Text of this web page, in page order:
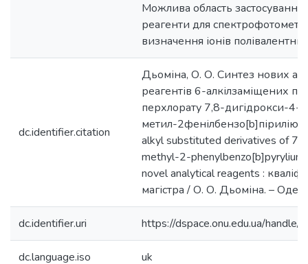
Можлива область застосування:
реагенти для
визначення іонів
dc.identifier.citation
Дьоміна, О. О. Синтез нових
реагентів 6-алкілзаміщених
перхлорату 7,8-дигідрокси-4-
метил-2фенілбензо[b]пірилію
alkyl substituted derivatives of
methyl-2-phenylbenzo[b]pyrylium
novel analytical reagents :
магістра / О. О. Дьоміна. –
dc.identifier.uri https://dspace.onu.edu.ua/
dc.language.iso uk